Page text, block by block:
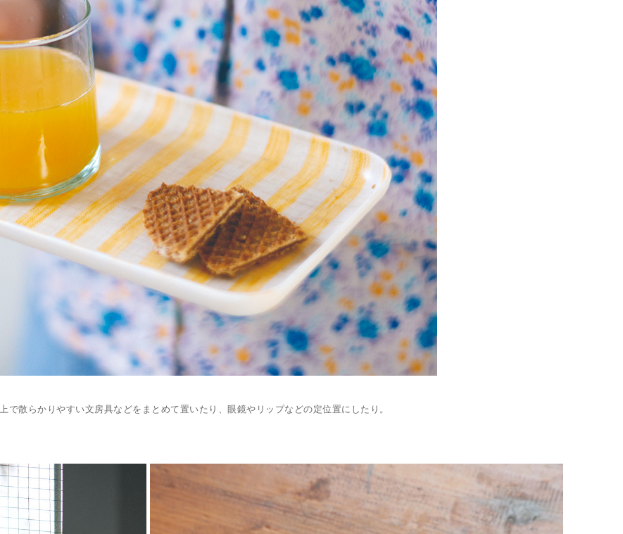
散らかりやすい文房具などをまとめて置いたり、眼鏡やリップなどの定位置にしたり。